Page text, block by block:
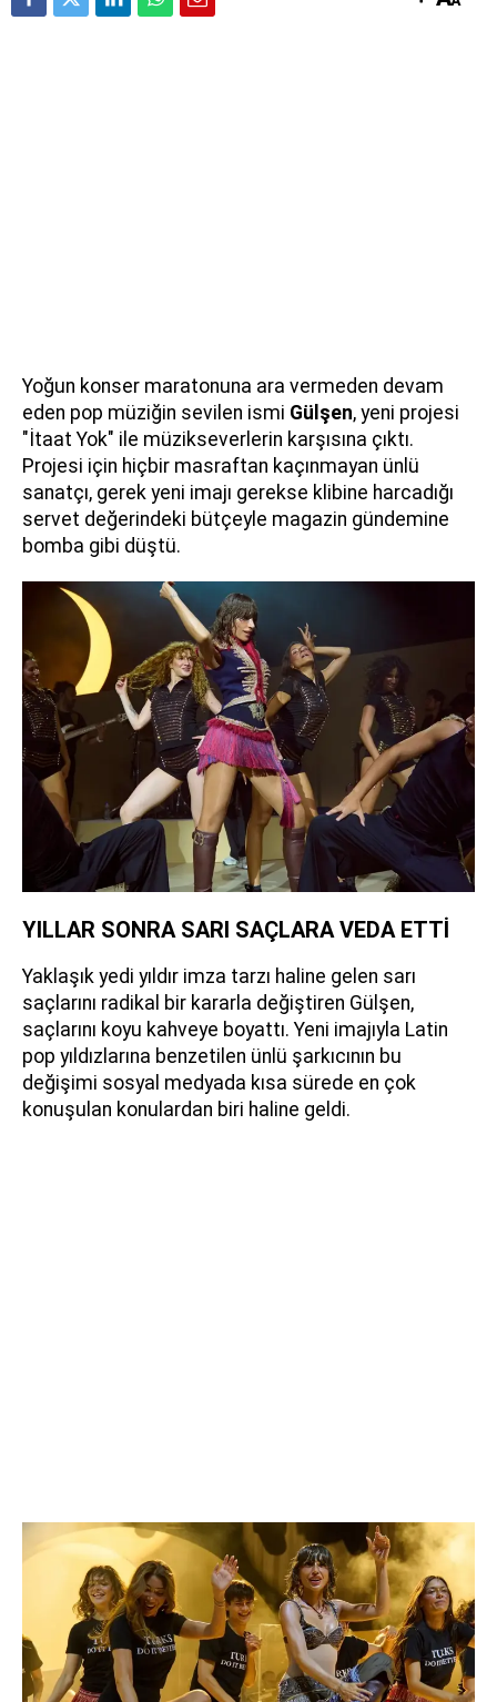
Yoğun konser maratonuna ara vermeden devam
eden pop müziğin sevilen ismi Gülşen, yeni projesi
"İtaat Yok" ile müzikseverlerin karşısına çıktı.
Projesi için hiçbir masraftan kaçınmayan ünlü
sanatçı, gerek yeni imajı gerekse klibine harcadığı
servet değerindeki bütçeyle magazin gündemine
bomba gibi düştü.
YILLAR SONRA SARI SAÇLARA VEDA ETTİ
Yaklaşık yedi yıldır imza tarzı haline gelen sarı
saçlarını radikal bir kararla değiştiren Gülşen,
saçlarını koyu kahveye boyattı. Yeni imajıyla Latin
pop yıldızlarına benzetilen ünlü şarkıcının bu
değişimi sosyal medyada kısa sürede en çok
konuşulan konulardan biri haline geldi.